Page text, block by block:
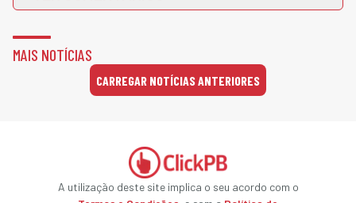
MAIS NOTÍCIAS
CARREGAR NOTÍCIAS ANTERIORES
A utilização deste site implica o seu acordo com o